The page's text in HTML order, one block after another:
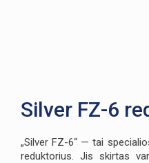
Silver FZ-6
„Silver FZ-6“ — tai
reduktorius. Jis skirtas